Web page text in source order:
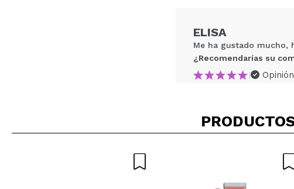
ELISA
Me ha gustado mucho,
¿Recomendarías su
|
juani
¿Recomendarías su
Hace 5